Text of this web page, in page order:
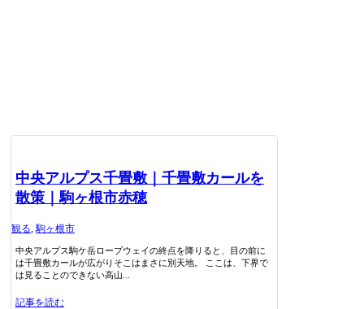
中央アルプス千畳敷｜千畳敷カールを
散策｜駒ヶ根市赤穂
観る,駒ヶ根市
中央アルプス駒ケ岳ロープウェイの終点を降りると、目の前に
は千畳敷カールが広がりそこはまさに別天地。 ここは、下界で
は見ることのできない高山...
記事を読む